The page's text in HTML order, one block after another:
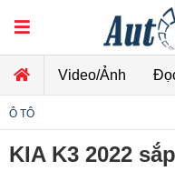
Video/Ảnh
Ô TÔ
KIA K3 2022